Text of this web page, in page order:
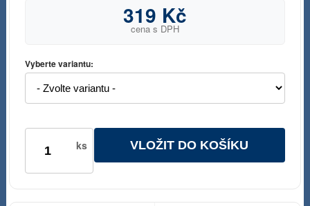
319 Kč
cena s DPH
Vyberte variantu:
ks VLOŽIT DO KOŠÍKU